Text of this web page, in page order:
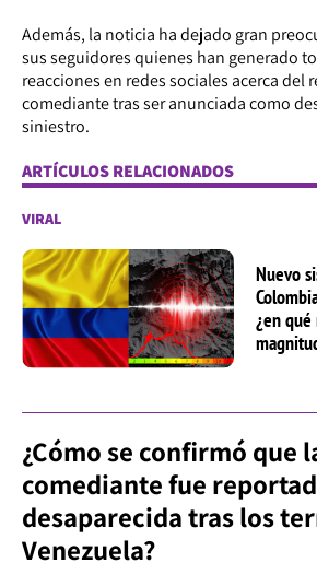
Además, la noticia ha dejado gran
sus seguidores quienes han generado
reacciones en redes sociales acerca del
comediante tras ser anunciada como
siniestro.
ARTÍCULOS RELACIONADOS
VIRAL
Nuevo
¿en qué
¿Cómo se confirmó que
comediante fue
desaparecida tras los
Venezuela?